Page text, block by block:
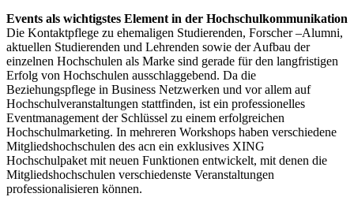
Events als wichtigstes Element in der Hochschulkommunikation
Die Kontaktpflege zu ehemaligen Studierenden, Forscher –Alumni,
aktuellen Studierenden und Lehrenden sowie der Aufbau der
einzelnen Hochschulen als Marke sind gerade für den langfristigen
Erfolg von Hochschulen ausschlaggebend. Da die
Beziehungspflege in Business Netzwerken und vor allem auf
Hochschulveranstaltungen stattfinden, ist ein professionelles
Eventmanagement der Schlüssel zu einem erfolgreichen
Hochschulmarketing. In mehreren Workshops haben verschiedene
Mitgliedshochschulen des acn ein exklusives XING
Hochschulpaket mit neuen Funktionen entwickelt, mit denen die
Mitgliedshochschulen verschiedenste Veranstaltungen
professionalisieren können.